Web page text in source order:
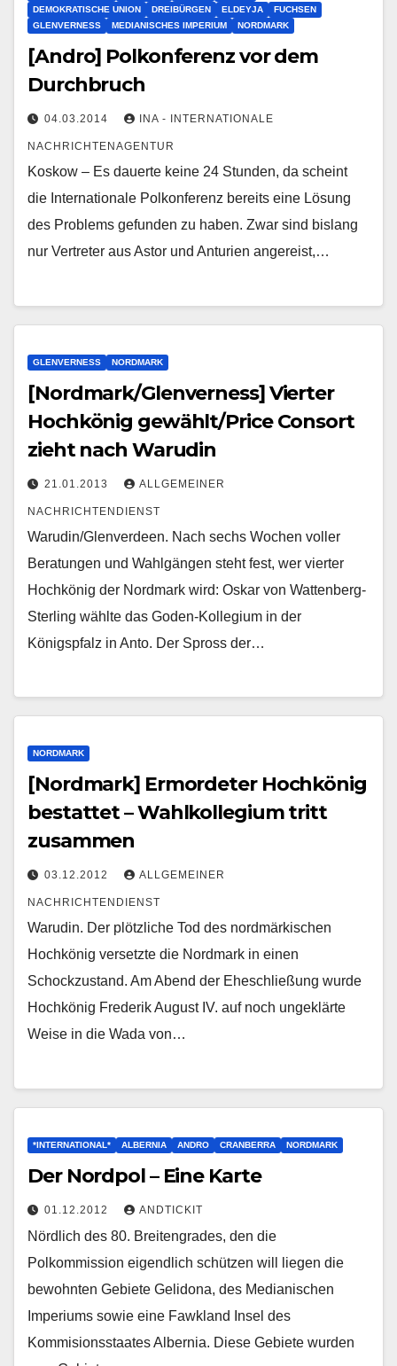
DEMOKRATISCHE UNION
DREIBÜRGEN ELDEYJA
FUCHSEN
GLENVERNESS
MEDIANISCHES IMPERIUM NORDMARK
[Andro] Polkonferenz vor dem
Durchbruch
04.03.2014 INA - INTERNATIONALE
NACHRICHTENAGENTUR
Koskow – Es dauerte keine 24 Stunden, da scheint
die Internationale Polkonferenz bereits eine Lösung
des Problems gefunden zu haben. Zwar sind bislang
nur Vertreter aus Astor und Anturien angereist,…
GLENVERNESS NORDMARK
[Nordmark/Glenverness] Vierter
Hochkönig gewählt/Price Consort
zieht nach Warudin
21.01.2013 ALLGEMEINER
NACHRICHTENDIENST
Warudin/Glenverdeen. Nach sechs Wochen voller
Beratungen und Wahlgängen steht fest, wer vierter
Hochkönig der Nordmark wird: Oskar von Wattenberg-
Sterling wählte das Goden-Kollegium in der
Königspfalz in Anto. Der Spross der…
NORDMARK
[Nordmark] Ermordeter Hochkönig
bestattet – Wahlkollegium tritt
zusammen
03.12.2012 ALLGEMEINER
NACHRICHTENDIENST
Warudin. Der plötzliche Tod des nordmärkischen
Hochkönig versetzte die Nordmark in einen
Schockzustand. Am Abend der Eheschließung wurde
Hochkönig Frederik August IV. auf noch ungeklärte
Weise in die Wada von…
*INTERNATIONAL* ALBERNIA ANDRO CRANBERRA NORDMARK
Der Nordpol – Eine Karte
01.12.2012 ANDTICKIT
Nördlich des 80. Breitengrades, den die
Polkommission eigendlich schützen will liegen die
bewohnten Gebiete Gelidona, des Medianischen
Imperiums sowie eine Fawkland Insel des
Kommisionsstaates Albernia. Diese Gebiete wurden